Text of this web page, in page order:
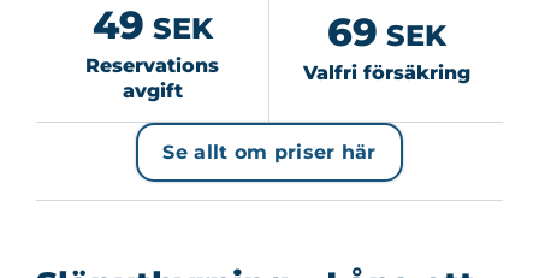
49 SEK
Reservations
avgift
69 SEK
Valfri försäkring
Se allt om priser här